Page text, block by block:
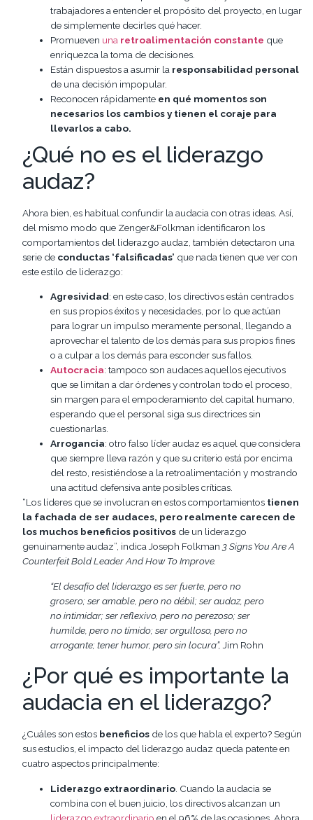
trabajadores a entender el propósito del proyecto, en lugar
de simplemente decirles qué hacer.
Promueven una retroalimentación constante que
enriquezca la toma de decisiones.
Están dispuestos a asumir la responsabilidad personal
de una decisión impopular.
Reconocen rápidamente en qué momentos son
necesarios los cambios y tienen el coraje para
llevarlos a cabo.
¿Qué no es el liderazgo
audaz?
Ahora bien, es habitual confundir la audacia con otras ideas. Así,
del mismo modo que Zenger&Folkman identificaron los
comportamientos del liderazgo audaz, también detectaron una
serie de conductas ‘falsificadas’ que nada tienen que ver con
este estilo de liderazgo:
Agresividad: en este caso, los directivos están centrados
en sus propios éxitos y necesidades, por lo que actúan
para lograr un impulso meramente personal, llegando a
aprovechar el talento de los demás para sus propios fines
o a culpar a los demás para esconder sus fallos.
Autocracia: tampoco son audaces aquellos ejecutivos
que se limitan a dar órdenes y controlan todo el proceso,
sin margen para el empoderamiento del capital humano,
esperando que el personal siga sus directrices sin
cuestionarlas.
Arrogancia: otro falso líder audaz es aquel que considera
que siempre lleva razón y que su criterio está por encima
del resto, resistiéndose a la retroalimentación y mostrando
una actitud defensiva ante posibles críticas.
“Los líderes que se involucran en estos comportamientos tienen
la fachada de ser audaces, pero realmente carecen de
los muchos beneficios positivos de un liderazgo
genuinamente audaz”, indica Joseph Folkman 3 Signs You Are A
Counterfeit Bold Leader And How To Improve.
“El desafío del liderazgo es ser fuerte, pero no
grosero; ser amable, pero no débil; ser audaz, pero
no intimidar; ser reflexivo, pero no perezoso; ser
humilde, pero no tímido; ser orgulloso, pero no
arrogante; tener humor, pero sin locura”, Jim Rohn
¿Por qué es importante la
audacia en el liderazgo?
¿Cuáles son estos beneficios de los que habla el experto? Según
sus estudios, el impacto del liderazgo audaz queda patente en
cuatro aspectos principalmente:
Liderazgo extraordinario . Cuando la audacia se
combina con el buen juicio, los directivos alcanzan un
liderazgo extraordinario en el 96% de las ocasiones. Ahora